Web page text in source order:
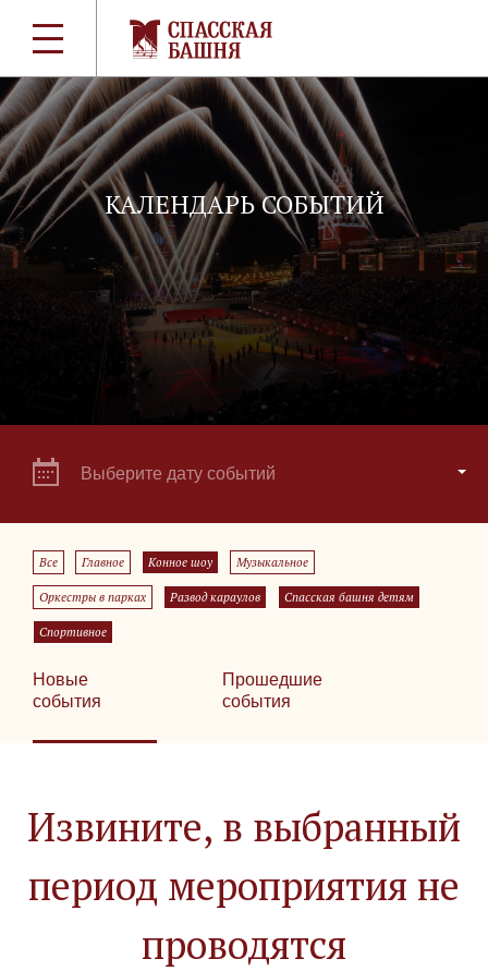
КАЛЕНДАРЬ СОБЫТИЙ
Выберите дату событий
Все Главное Конное шоу Музыкальное
Оркестры в парках Развод караулов Спасская башня детям
Спортивное
Новые
события
Прошедшие
события
Извините, в выбранный
период мероприятия не
проводятся